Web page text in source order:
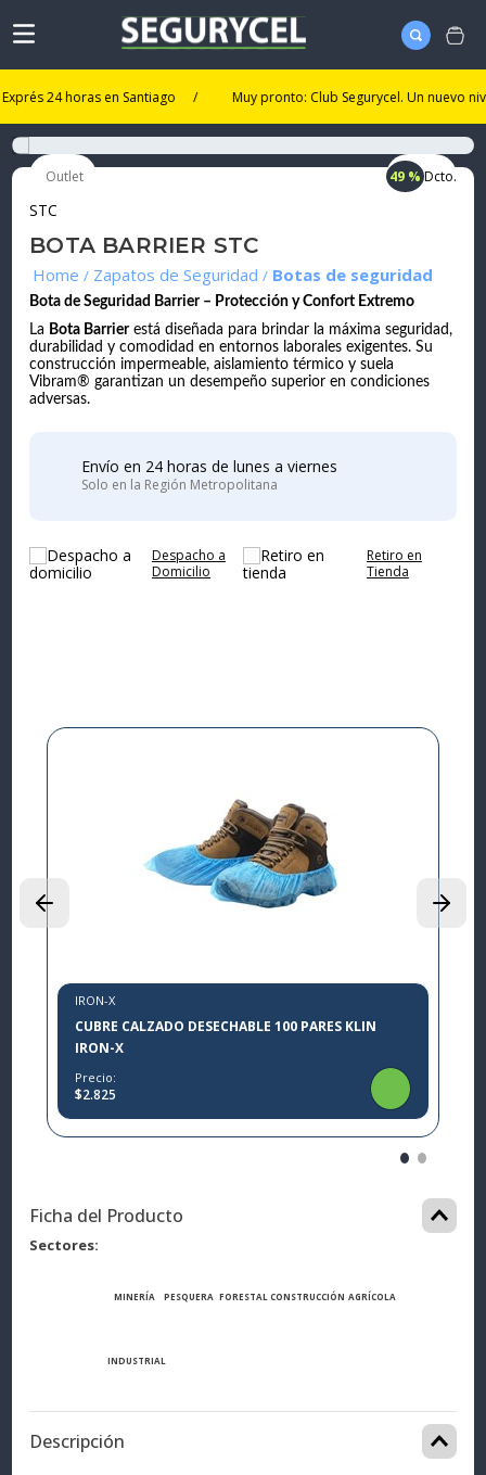
horas en Santiago / Muy pronto: Club Segurycel. Un nuevo nivel de
Outlet 49 % Dcto.
STC
BOTA BARRIER STC
Zapatos de Seguridad Botas de seguridad
Bota de Seguridad Barrier – Protección y Confort Extremo
La Bota Barrierestá diseñada para brindar la máxima seguridad,
durabilidad y comodidad en entornos laborales exigentes. Su
construcción impermeable, aislamiento térmico y suela
Vibram® garantizan un desempeño superior en condiciones
adversas.
Envío en 24 horas de lunes a viernes
Solo en la Región Metropolitana
Despacho a
Domicilio
Retiro en
Tienda
IRON-X
CUBRE CALZADO DESECHABLE 100 PARES KLIN
IRON-X
Precio:
$2.825
Ficha del Producto
Sectores
MINERÍA PESQUERA FORESTAL CONSTRUCCIÓN AGRÍCOLA
INDUSTRIAL
Descripción